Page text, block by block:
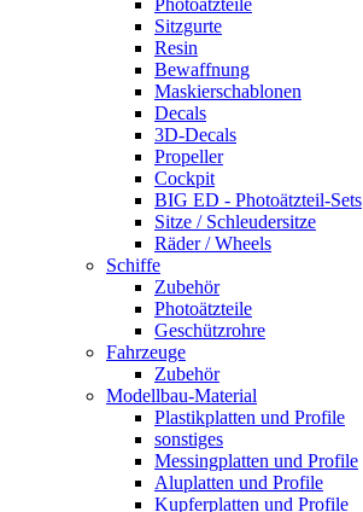
Photoätzteile
Sitzgurte
Resin
Bewaffnung
Maskierschablonen
Decals
3D-Decals
Propeller
Cockpit
BIG ED - Photoätzteil-Sets
Sitze / Schleudersitze
Räder / Wheels
Schiffe
Zubehör
Photoätzteile
Geschützrohre
Fahrzeuge
Zubehör
Modellbau-Material
Plastikplatten und Profile
sonstiges
Messingplatten und Profile
Aluplatten und Profile
Kupferplatten und Profile